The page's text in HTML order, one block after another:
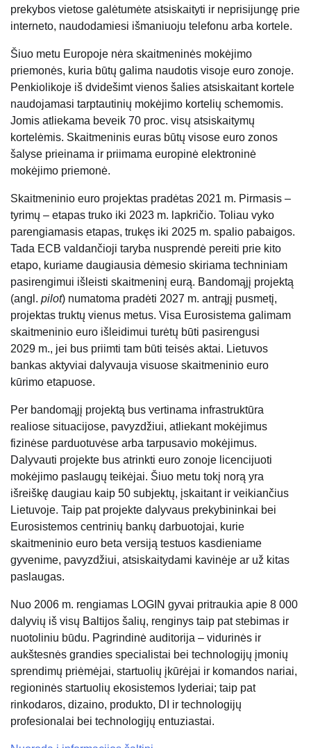
prekybos vietose galėtumėte atsiskaityti ir neprisijungę prie
interneto, naudodamiesi išmaniuoju telefonu arba kortele.
Šiuo metu Europoje nėra skaitmeninės mokėjimo
priemonės, kuria būtų galima naudotis visoje euro zonoje.
Penkiolikoje iš dvidešimt vienos šalies atsiskaitant kortele
naudojamasi tarptautinių mokėjimo kortelių schemomis.
Jomis atliekama beveik 70 proc. visų atsiskaitymų
kortelėmis. Skaitmeninis euras būtų visose euro zonos
šalyse prieinama ir priimama europinė elektroninė
mokėjimo priemonė.
Skaitmeninio euro projektas pradėtas 2021 m. Pirmasis –
tyrimų – etapas truko iki 2023 m. lapkričio. Toliau vyko
parengiamasis etapas, trukęs iki 2025 m. spalio pabaigos.
Tada ECB valdančioji taryba nusprendė pereiti prie kito
etapo, kuriame daugiausia dėmesio skiriama techniniam
pasirengimui išleisti skaitmeninį eurą. Bandomąjį projektą
(angl. pilot) numatoma pradėti 2027 m. antrąjį pusmetį,
projektas truktų vienus metus. Visa Eurosistema galimam
skaitmeninio euro išleidimui turėtų būti pasirengusi
2029 m., jei bus priimti tam būti teisės aktai. Lietuvos
bankas aktyviai dalyvauja visuose skaitmeninio euro
kūrimo etapuose.
Per bandomąjį projektą bus vertinama infrastruktūra
realiose situacijose, pavyzdžiui, atliekant mokėjimus
fizinėse parduotuvėse arba tarpusavio mokėjimus.
Dalyvauti projekte bus atrinkti euro zonoje licencijuoti
mokėjimo paslaugų teikėjai. Šiuo metu tokį norą yra
išreiškę daugiau kaip 50 subjektų, įskaitant ir veikiančius
Lietuvoje. Taip pat projekte dalyvaus prekybininkai bei
Eurosistemos centrinių bankų darbuotojai, kurie
skaitmeninio euro beta versiją testuos kasdieniame
gyvenime, pavyzdžiui, atsiskaitydami kavinėje ar už kitas
paslaugas.
Nuo 2006 m. rengiamas LOGIN gyvai pritraukia apie 8 000
dalyvių iš visų Baltijos šalių, renginys taip pat stebimas ir
nuotoliniu būdu. Pagrindinė auditorija – vidurinės ir
aukštesnės grandies specialistai bei technologijų įmonių
sprendimų priėmėjai, startuolių įkūrėjai ir komandos nariai,
regioninės startuolių ekosistemos lyderiai; taip pat
rinkodaros, dizaino, produkto, DI ir technologijų
profesionalai bei technologijų entuziastai.